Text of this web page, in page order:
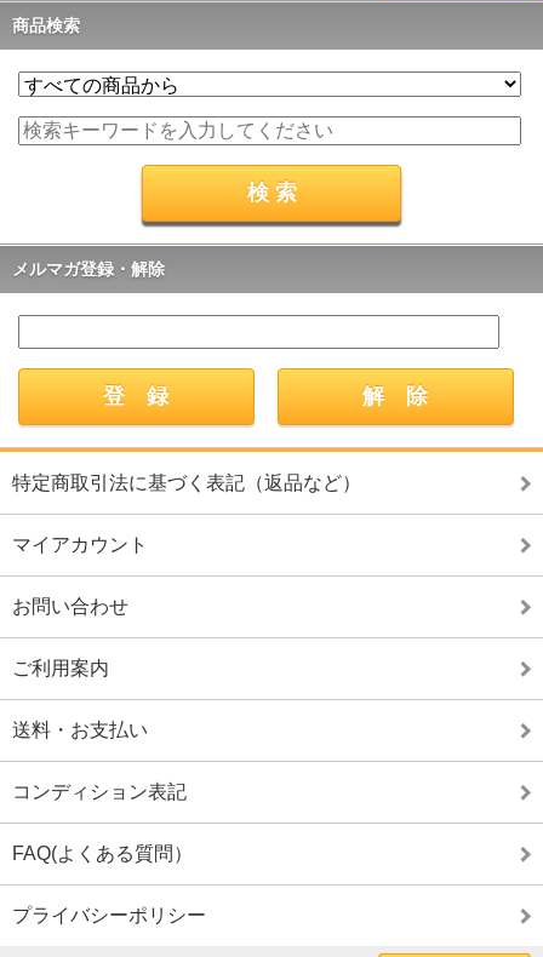
商品検索
メルマガ登録・解除
特定商取引法に基づく表記（返品など）
マイアカウント
お問い合わせ
ご利用案内
送料・お支払い
コンディション表記
FAQ(よくある質問）
プライバシーポリシー